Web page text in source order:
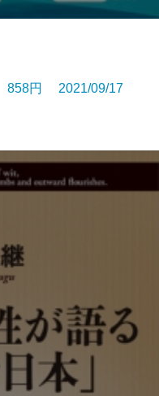
858円 2021/09/17